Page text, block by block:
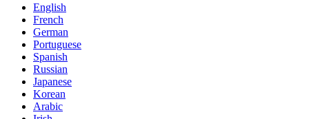
English
French
German
Portuguese
Spanish
Russian
Japanese
Korean
Arabic